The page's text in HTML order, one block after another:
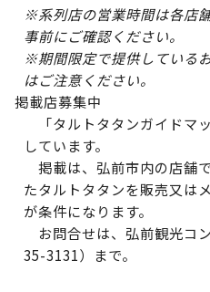
※系列店の営業時間は各店
事前にご確認ください。
※期間限定で提供している
はご注意ください。
掲載店募集中
「タルトタタンガイドマ
しています。
掲載は、弘前市内の店舗
たタルトタタンを販売又は
が条件になります。
お問合せは、弘前観光コ
35-3131）まで。